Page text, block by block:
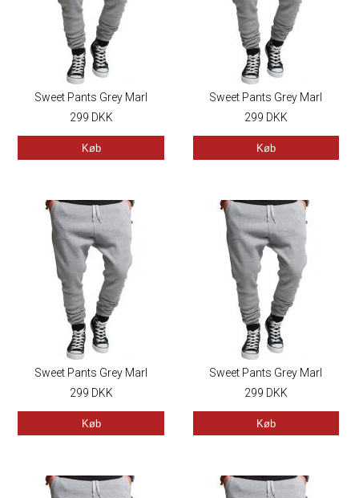
Sweet Pants Grey Marl
299 DKK
Køb
Sweet Pants Grey Marl
299 DKK
Køb
Sweet Pants Grey Marl
299 DKK
Køb
Sweet Pants Grey Marl
299 DKK
Køb